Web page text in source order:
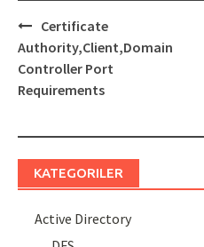
Post
navigation
Certificate
Authority,Client,Domain
Controller Port
Requirements
KATEGORILER
Active Directory